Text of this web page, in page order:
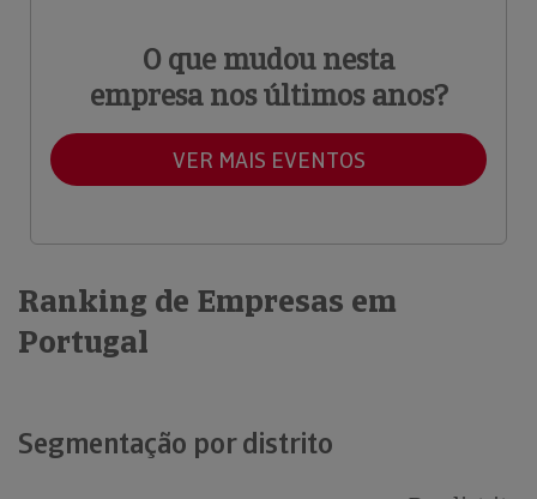
O que mudou nesta
empresa nos últimos anos?
VER MAIS EVENTOS
Ranking de Empresas em
Portugal
Segmentação por distrito